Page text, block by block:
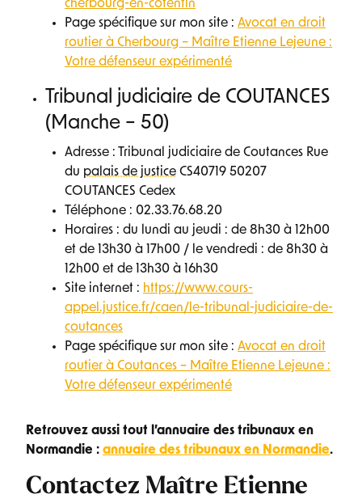
cherbourg-en-cotentin
Page spécifique sur mon site : Avocat en droit
routier à Cherbourg – Maître Etienne Lejeune :
Votre défenseur expérimenté
Tribunal judiciaire de COUTANCES
(Manche – 50)
Adresse : Tribunal judiciaire de Coutances Rue
du palais de justice CS40719 50207
COUTANCES Cedex
Téléphone : 02.33.76.68.20
Horaires : du lundi au jeudi : de 8h30 à 12h00
et de 13h30 à 17h00 / le vendredi : de 8h30 à
12h00 et de 13h30 à 16h30
Site internet : https://www.cours-
appel.justice.fr/caen/le-tribunal-judiciaire-de-
coutances
Page spécifique sur mon site : Avocat en droit
routier à Coutances – Maître Etienne Lejeune :
Votre défenseur expérimenté
Retrouvez aussi tout l’annuaire des tribunaux en
Normandie : annuaire des tribunaux en Normandie.
Contactez Maître Etienne